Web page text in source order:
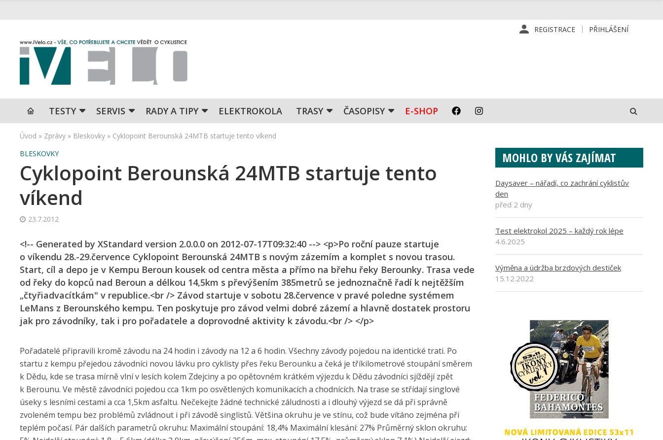
REGISTRACE PŘIHLÁŠENÍ
TESTY SERVIS RADY A TIPY ELEKTROKOLA TRASY ČASOPISY E-SHOP
Úvod » Zprávy » Bleskovky » Cyklopoint Berounská 24MTB startuje tento víkend
BLESKOVKY
Cyklopoint Berounská 24MTB startuje tento
víkend
23.7.2012
<!-- Generated by XStandard version 2.0.0.0 on 2012-07-17T09:32:40 --> <p>Po roční pauze startuje
o víkendu 28.-29.července Cyklopoint Berounská 24MTB s novým zázemím a komplet s novou trasou.
Start, cíl a depo je v Kempu Beroun kousek od centra města a přímo na břehu řeky Berounky. Trasa vede
od řeky do kopců nad Beroun a délkou 14,5km s převýšením 385metrů se jednoznačně řadí k nejtěžším
„čtyřiadvacítkám" v republice.<br /> Závod startuje v sobotu 28.července v pravé poledne systémem
LeMans z Berounského kempu. Ten poskytuje pro závod velmi dobré zázemí a hlavně dostatek prostoru
jak pro závodníky, tak i pro pořadatele a doprovodné aktivity k závodu.<br /> </p>
Pořadatelé připravili kromě závodu na 24 hodin i závody na 12 a 6 hodin. Všechny závody pojedou na identické trati. Po
startu z kempu přejedou závodníci novou lávku pro cyklisty přes řeku Berounku a čeká je tříkilometrové stoupání směrem
k Dědu, kde se trasa mírně vlní v lesích kolem Zdejciny a po opětovném krátkém výjezdu k Dědu závodníci sjíždějí zpět
k Berounu. Ve městě závodníci pojedou cca 1km po osvětlených komunikacích a chodnících. Na trase se střídají singlové
úseky s lesními cestami a cca 1,5km asfaltu. Nečekejte žádné technické záludnosti a i dlouhý výjezd se dá při správně
zvoleném tempu bez problémů zvládnout i při závodě singlistů. Většina okruhu je ve stínu, což bude vítáno zejména při
teplém počasí. Pár dalších parametrů okruhu: Maximální stoupání: 18,4% Maximální klesání: 27% Průměrný sklon okruhu:
MOHLO BY VÁS ZAJÍMAT
Daysaver – nářadí, co zachrání cyklistův
den
před 2 dny
Test elektrokol 2025 – každý rok lépe
4.6.2025
Výměna a údržba brzdových destiček
15.12.2022